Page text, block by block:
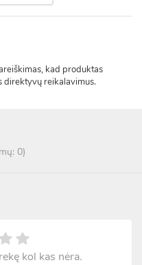
kad produktas
direktyvų reikalavimus.
0)
kol kas nėra.